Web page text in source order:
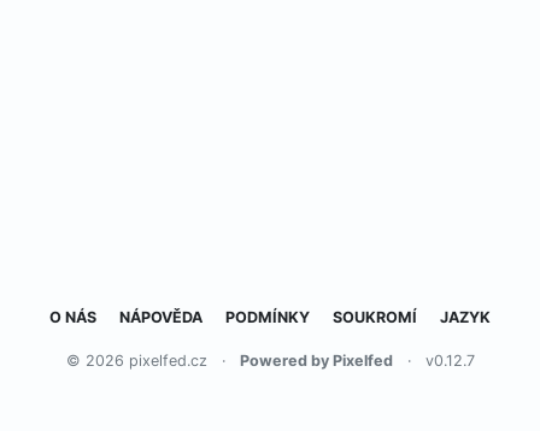
O NÁS NÁPOVĚDA PODMÍNKY SOUKROMÍ JAZYK
© 2026 pixelfed.cz · Powered by Pixelfed · v0.12.7